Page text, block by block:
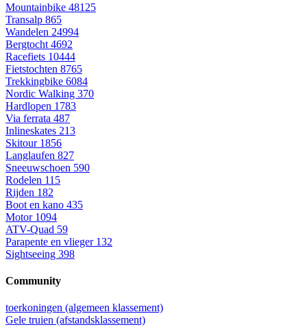
Mountainbike 48125
Transalp 865
Wandelen 24994
Bergtocht 4692
Racefiets 10444
Fietstochten 8765
Trekkingbike 6084
Nordic Walking 370
Hardlopen 1783
Via ferrata 487
Inlineskates 213
Skitour 1856
Langlaufen 827
Sneeuwschoen 590
Rodelen 115
Rijden 182
Boot en kano 435
Motor 1094
ATV-Quad 59
Parapente en vlieger 132
Sightseeing 398
Community
toerkoningen (algemeen klassement)
Gele truien (afstandsklassement)